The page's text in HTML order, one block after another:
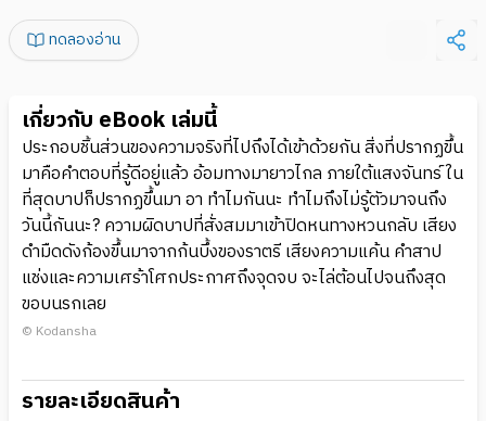
ทดลองอ่าน
เกี่ยวกับ eBook เล่มนี้
ประกอบชิ้นส่วนของความจริงที่ไปถึงได้เข้าด้วยกัน สิ่งที่ปรากฏขึ้น
มาคือคำตอบที่รู้ดีอยู่แล้ว อ้อมทางมายาวไกล ภายใต้แสงจันทร์ ใน
ที่สุดบาปก็ปรากฏขึ้นมา อา ทำไมกันนะ ทำไมถึงไม่รู้ตัวมาจนถึง
วันนี้กันนะ? ความผิดบาปที่สั่งสมมาเข้าปิดหนทางหวนกลับ เสียง
ดำมืดดังก้องขึ้นมาจากก้นบึ้งของราตรี เสียงความแค้น คำสาป
แช่งและความเศร้าโศกประกาศถึงจุดจบ จะไล่ต้อนไปจนถึงสุด
ขอบนรกเลย
© Kodansha
รายละเอียดสินค้า